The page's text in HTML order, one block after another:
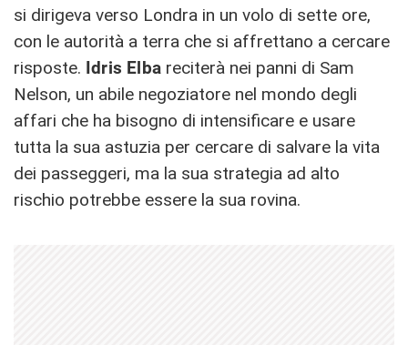
si dirigeva verso Londra in un volo di sette ore,
con le autorità a terra che si affrettano a cercare
risposte. Idris Elba reciterà nei panni di Sam
Nelson, un abile negoziatore nel mondo degli
affari che ha bisogno di intensificare e usare
tutta la sua astuzia per cercare di salvare la vita
dei passeggeri, ma la sua strategia ad alto
rischio potrebbe essere la sua rovina.